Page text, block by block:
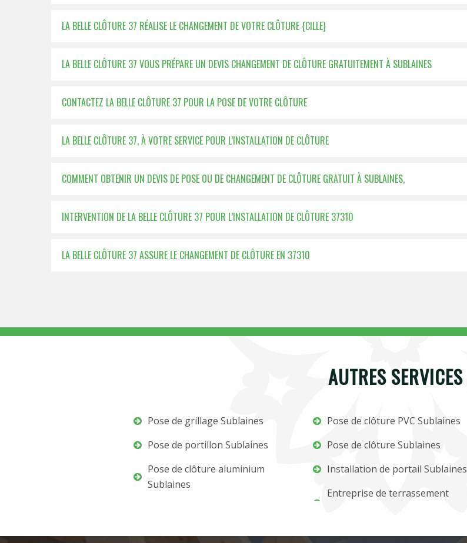
LA BELLE CLÔTURE 37 RÉALISE LE CHANGEMENT DE VOTRE CLÔTURE {CILLE}
LA BELLE CLÔTURE 37 VOUS PRÉPARE UN DEVIS CHANGEMENT DE CLÔTURE GRATUITEMENT À SUBLAINES
CONTACTEZ LA BELLE CLÔTURE 37 POUR LA POSE DE VOTRE CLÔTURE
LA BELLE CLÔTURE 37, À VOTRE SERVICE POUR L’INSTALLATION DE CLÔTURE
COMMENT OBTENIR UN DEVIS DE POSE OU DE CHANGEMENT DE CLÔTURE GRATUIT À SUBLAINES,
INTERVENTION DE LA BELLE CLÔTURE 37 POUR L’INSTALLATION DE CLÔTURE 37310
LA BELLE CLÔTURE 37 ASSURE LE CHANGEMENT DE CLÔTURE EN 37310
AUTRES SERVICES
Pose de grillage Sublaines
Pose de portillon Sublaines
Pose de clôture aluminium
Sublaines
Pose de clôture PVC Sublaines
Pose de clôture Sublaines
Installation de portail Sublaines
Entreprise de terrassement